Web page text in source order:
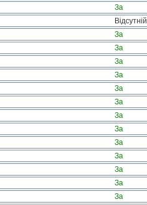
За
Відсутній
За
За
За
За
За
За
За
За
За
За
За
За
За